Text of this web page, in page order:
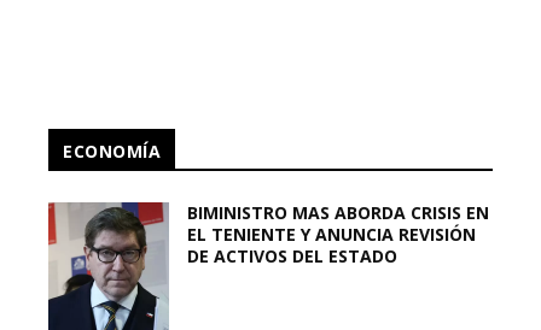
ECONOMÍA
BIMINISTRO MAS ABORDA CRISIS EN
EL TENIENTE Y ANUNCIA REVISIÓN
DE ACTIVOS DEL ESTADO